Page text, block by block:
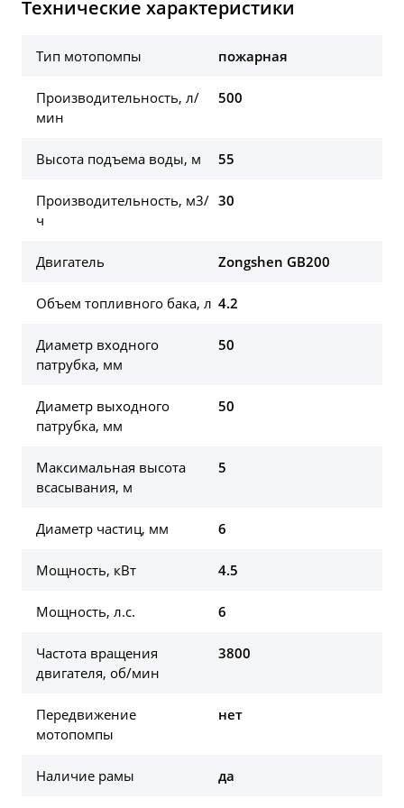
Технические характеристики
Тип мотопомпы пожарная
Производительность, л/
мин
500
Высота подъема воды, м 55
Производительность, м3/
ч
30
Двигатель Zongshen GB200
Объем топливного бака, л 4.2
Диаметр входного
патрубка, мм
50
Диаметр выходного
патрубка, мм
50
Максимальная высота
всасывания, м
5
Диаметр частиц, мм 6
Мощность, кВт 4.5
Мощность, л.с. 6
Частота вращения
двигателя, об/мин
3800
Передвижение
мотопомпы
нет
Наличие рамы да